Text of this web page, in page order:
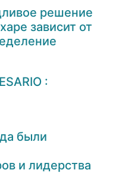
решение
зависит от
:
были
и лидерства